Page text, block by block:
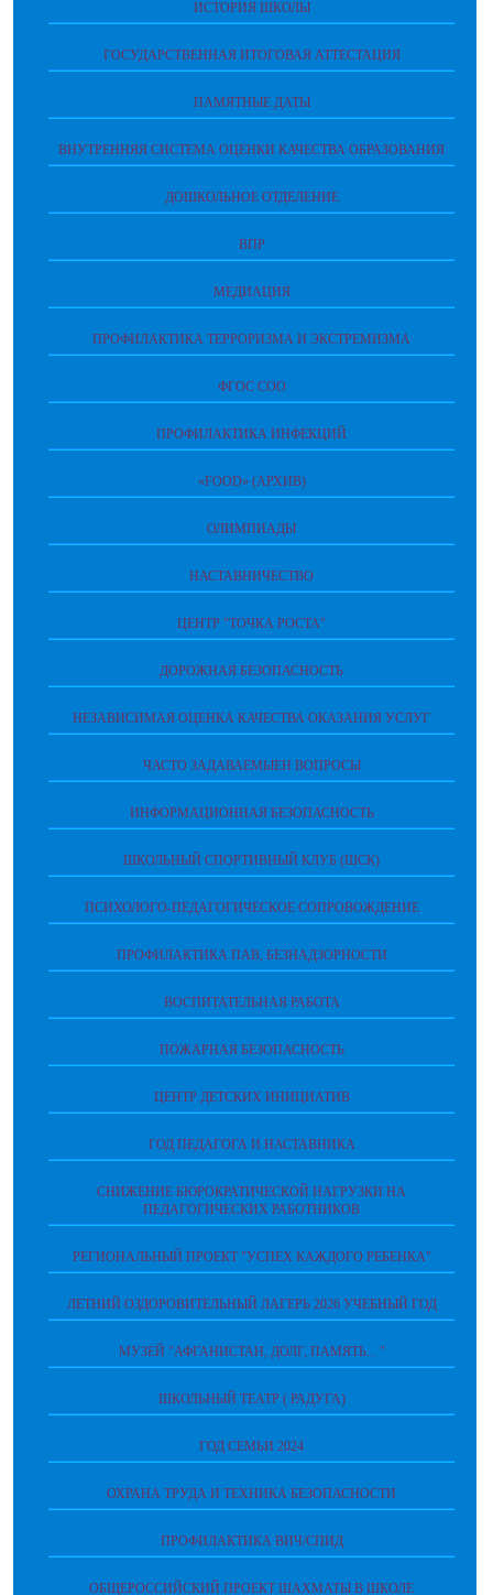
ИСТОРИЯ ШКОЛЫ
ГОСУДАРСТВЕННАЯ ИТОГОВАЯ АТТЕСТАЦИЯ
ПАМЯТНЫЕ ДАТЫ
ВНУТРЕННЯЯ СИСТЕМА ОЦЕНКИ КАЧЕСТВА ОБРАЗОВАНИЯ
ДОШКОЛЬНОЕ ОТДЕЛЕНИЕ
ВПР
МЕДИАЦИЯ
ПРОФИЛАКТИКА ТЕРРОРИЗМА И ЭКСТРЕМИЗМА
ФГОС СОО
ПРОФИЛАКТИКА ИНФЕКЦИЙ
«FOOD» (АРХИВ)
ОЛИМПИАДЫ
НАСТАВНИЧЕСТВО
ЦЕНТР "ТОЧКА РОСТА"
ДОРОЖНАЯ БЕЗОПАСНОСТЬ
НЕЗАВИСИМАЯ ОЦЕНКА КАЧЕСТВА ОКАЗАНИЯ УСЛУГ
ЧАСТО ЗАДАВАЕМЫЕН ВОПРОСЫ
ИНФОРМАЦИОННАЯ БЕЗОПАСНОСТЬ
ШКОЛЬНЫЙ СПОРТИВНЫЙ КЛУБ (ШСК)
ПСИХОЛОГО-ПЕДАГОГИЧЕСКОЕ СОПРОВОЖДЕНИЕ
ПРОФИЛАКТИКА ПАВ, БЕЗНАДЗОРНОСТИ
ВОСПИТАТЕЛЬНАЯ РАБОТА
ПОЖАРНАЯ БЕЗОПАСНОСТЬ
ЦЕНТР ДЕТСКИХ ИНИЦИАТИВ
ГОД ПЕДАГОГА И НАСТАВНИКА
СНИЖЕНИЕ БЮРОКРАТИЧЕСКОЙ НАГРУЗКИ НА
ПЕДАГОГИЧЕСКИХ РАБОТНИКОВ
РЕГИОНАЛЬНЫЙ ПРОЕКТ "УСПЕХ КАЖДОГО РЕБЕНКА"
ЛЕТНИЙ ОЗДОРОВИТЕЛЬНЫЙ ЛАГЕРЬ 2026 УЧЕБНЫЙ ГОД
МУЗЕЙ "АФГАНИСТАН, ДОЛГ, ПАМЯТЬ... "
ШКОЛЬНЫЙ ТЕАТР ( РАДУГА)
ГОД СЕМЬИ 2024
ОХРАНА ТРУДА И ТЕХНИКА БЕЗОПАСНОСТИ
ПРОФИЛАКТИКА ВИЧ/СПИД
ОБЩЕРОССИЙСКИЙ ПРОЕКТ ШАХМАТЫ В ШКОЛЕ